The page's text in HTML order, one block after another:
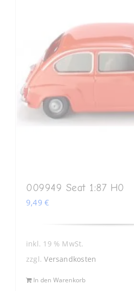
009949 Seat 1:87 H0
9,49€
inkl. 19 % MwSt.
zzgl.Versandkosten
In den Warenkorb